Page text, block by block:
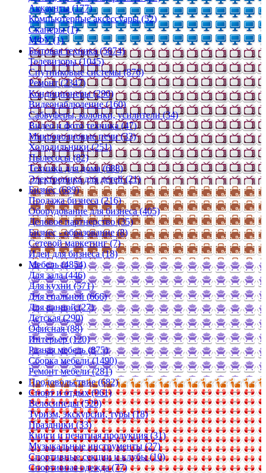
Аккаунты (177)
Компьютерные аксессуары (52)
Сканеры (1)
МФУ (1)
Бытовая техника (5874)
Телевизоры (1045)
Спутниковые системы (876)
Ремонт (2347)
Кондиционеры (290)
Видеонаблюдение (160)
Сабвуферы, колонки, усилители (34)
Видео и фото техника (47)
Микроволновые печи (33)
Холодильники (251)
Пылесосы (82)
Техника для дома (688)
Электроника для детей (21)
Бизнес (689)
Продажа бизнеса (216)
Оборудование для бизнеса (405)
Деловое партнерство (35)
Бизнес - образование (8)
Сетевой маркетинг (7)
Идеи для бизнеса (18)
Мебель (4854)
Для зала (446)
Для кухни (571)
Для спальной (666)
Для ванной (27)
Детская (290)
Офисная (88)
Интерьер (120)
Разная мебель (875)
Сборка мебели (1490)
Ремонт мебели (281)
Продовольствие (682)
Спорт и отдых (961)
Велосипеды (520)
Туризм, экскурсии, туры (18)
Праздники (33)
Книги и печатная продукция (31)
Музыкальные инструменты (27)
Спортивные секции и клубы (10)
Спортивная одежда (77)